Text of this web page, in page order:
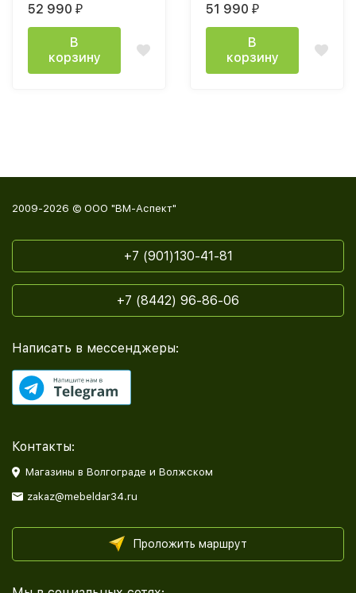
52 990 ₽
В
корзину
велюр Мора деним
51 990 ₽
В
корзину
2009-2026 © ООО "ВМ-Аспект"
+7 (901)130-41-81
+7 (8442) 96-86-06
Написать в мессенджеры:
Контакты:
Магазины в Волгограде и Волжском
zakaz@mebeldar34.ru
Проложить маршрут